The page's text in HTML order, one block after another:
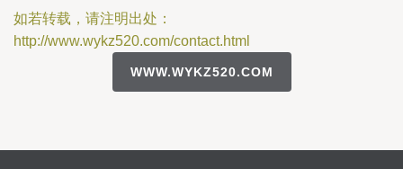
如若转载，请注明出处：
http://www.wykz520.com/contact.html
WWW.WYKZ520.COM